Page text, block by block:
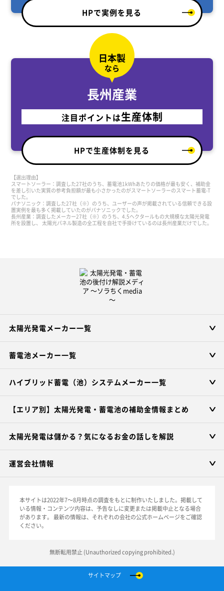
HPで実例を見る
日本製
なら
長州産業
注目ポイントは生産体制
HPで生産体制を見る
【選出理由】
スマートソーラー：調査した27社のうち、蓄電池1kWhあたりの価格が最も安く、補助金
を差し引いた実質の参考負担額が最も小さかったのがスマートソーラーのスマート蓄電-T
でした。
パナソニック：調査した27社（※）のうち、ユーザーの声が掲載されている信頼できる設
置実例を最も多く掲載していたのがパナソニックでした。
長州産業：調査したメーカー27社（※）のうち、4.5ヘクタールもの大規模な太陽光発電
所を設置し、 太陽光パネル製造の全工程を自社で手掛けているのは長州産業だけでした。
太陽光発電メーカー一覧
蓄電池メーカー一覧
ハイブリッド蓄電（池）システムメーカー一覧
【エリア別】太陽光発電・蓄電池の補助金情報まとめ
太陽光発電は儲かる？気になるお金の話しを解説
運営会社情報
本サイトは2022年7～8月時点の調査をもとに制作いたしました。掲載して
いる情報・コンテンツ内容は、予告なしに変更または掲載中止となる場合
があります。
最新の情報は、それぞれの会社の公式ホームページをご確認
ください。
無断転用禁止 (Unauthorized copying prohibited.)
サイトマップ